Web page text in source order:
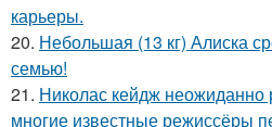
карьеры.
20. Небольшая (13 кг) Алиска
семью!
21. Николас кейдж неожиданно
многие известные режиссёры